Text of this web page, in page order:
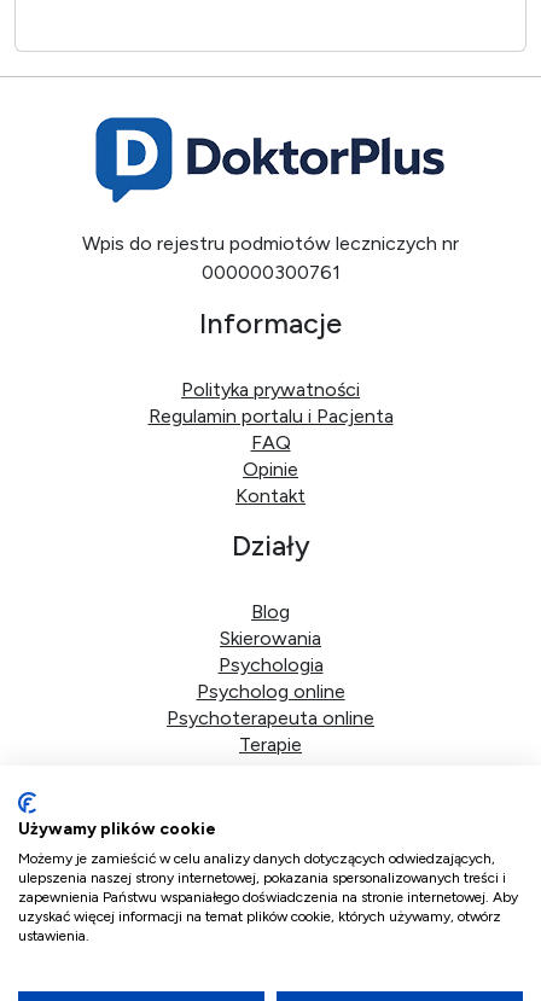
Wpis do rejestru podmiotów leczniczych nr
000000300761
Informacje
Polityka prywatności
Regulamin portalu i Pacjenta
FAQ
Opinie
Kontakt
Działy
Blog
Skierowania
Psychologia
Psycholog online
Psychoterapeuta online
Terapie
DoktorPlus sp. z o.o.
ul. Bolkowska 2d/41
Używamy plików cookie
Możemy je zamieścić w celu analizy danych dotyczących odwiedzających,
ulepszenia naszej strony internetowej, pokazania spersonalizowanych treści i
zapewnienia Państwu wspaniałego doświadczenia na stronie internetowej. Aby
uzyskać więcej informacji na temat plików cookie, których używamy, otwórz
ustawienia.